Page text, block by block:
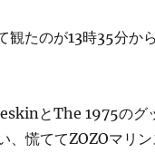
観たのが13時35分か
とThe 1975のグ
、慌ててZOZOマリ